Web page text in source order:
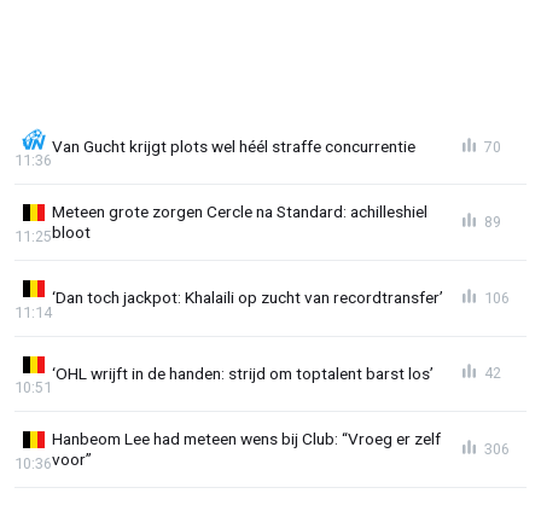
Van Gucht krijgt plots wel héél straffe concurrentie
11:36
70
Meteen grote zorgen Cercle na Standard: achilleshiel
bloot
11:25
89
‘Dan toch jackpot: Khalaili op zucht van recordtransfer’
11:14
106
‘OHL wrijft in de handen: strijd om toptalent barst los’
10:51
42
Hanbeom Lee had meteen wens bij Club: “Vroeg er zelf
voor”
10:36
306